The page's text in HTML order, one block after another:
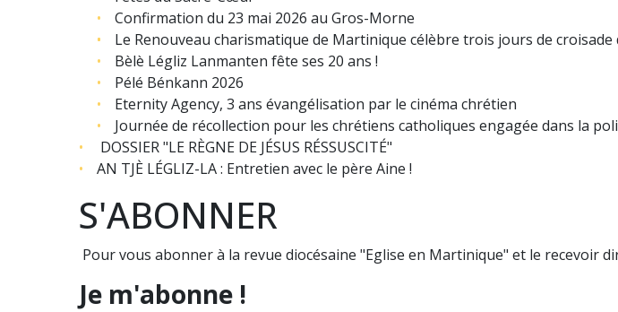
Confirmation du 23 mai 2026 au Gros-Morne
Le Renouveau charismatique de Martinique célèbre trois jours de
Bèlè Légliz Lanmanten fête ses 20 ans !
Pélé Bénkann 2026
Eternity Agency, 3 ans évangélisation par le cinéma chrétien
Journée de récollection pour les chrétiens catholiques engagée dans la
DOSSIER "LE RÈGNE DE JÉSUS RÉSSUSCITÉ"
AN TJÈ LÉGLIZ-LA : Entretien avec le père Aine !
S'ABONNER
Pour vous abonner à la revue diocésaine "Eglise en Martinique" et le recevoir
Je m'abonne !